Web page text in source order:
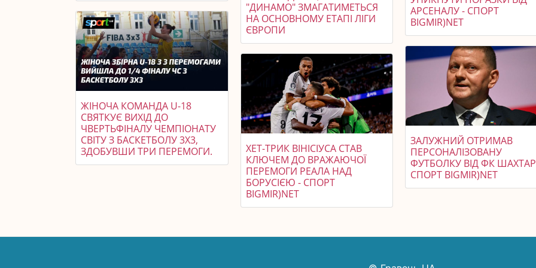
ЖІНОЧА КОМАНДА U-18
СВЯТКУЄ ВИХІД ДО
ЧВЕРТЬФІНАЛУ ЧЕМПІОНАТУ
СВІТУ З БАСКЕТБОЛУ 3X3,
ЗДОБУВШИ ТРИ ПЕРЕМОГИ.
"ДИНАМО" ЗМАГАТИМЕТЬСЯ
НА ОСНОВНОМУ ЕТАПІ ЛІГИ
ЄВРОПИ
ХЕТ-ТРИК ВІНІСІУСА СТАВ
КЛЮЧЕМ ДО ВРАЖАЮЧОЇ
ПЕРЕМОГИ РЕАЛА НАД
БОРУСІЄЮ - СПОРТ
BIGMIR)NET
АРСЕНАЛУ - СПОРТ
BIGMIR)NET
ЗАЛУЖНИЙ ОТРИМАВ
ПЕРСОНАЛІЗОВАНУ
ФУТБОЛКУ ВІД ФК
СПОРТ BIGMIR)NET